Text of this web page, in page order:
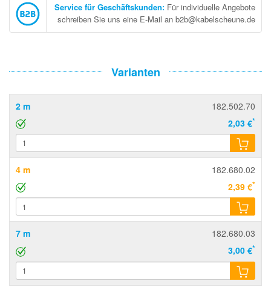
Service für Geschäftskunden: Für individuelle Angebote
schreiben Sie uns eine E-Mail an b2b@kabelscheune.de
Varianten
2 m
182.502.70
2,03 €*
4 m
182.680.02
2,39 €*
7 m
182.680.03
3,00 €*